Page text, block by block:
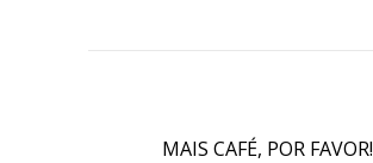
MAIS CAFÉ, POR FAVOR!